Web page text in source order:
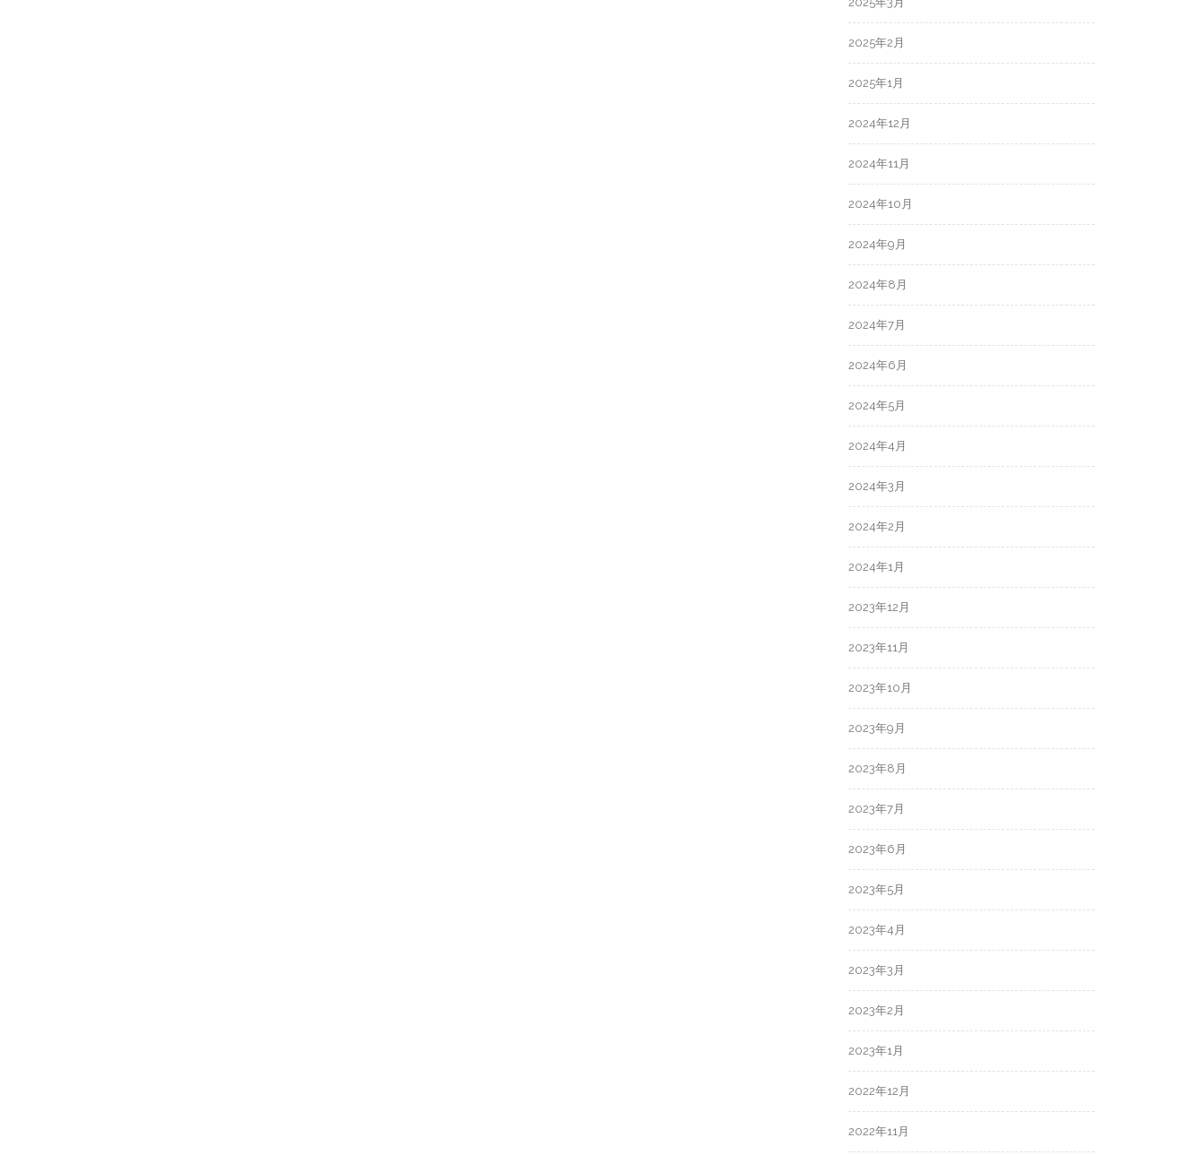
2025年2月
2025年1月
2024年12月
2024年11月
2024年10月
2024年9月
2024年8月
2024年7月
2024年6月
2024年5月
2024年4月
2024年3月
2024年2月
2024年1月
2023年12月
2023年11月
2023年10月
2023年9月
2023年8月
2023年7月
2023年6月
2023年5月
2023年4月
2023年3月
2023年2月
2023年1月
2022年12月
2022年11月